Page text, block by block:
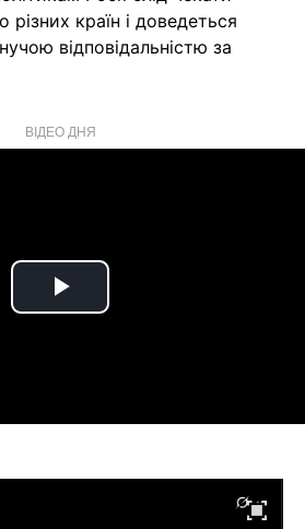
різних країн і доведеться
відповідальністю за
ВІДЕО ДНЯ
Play